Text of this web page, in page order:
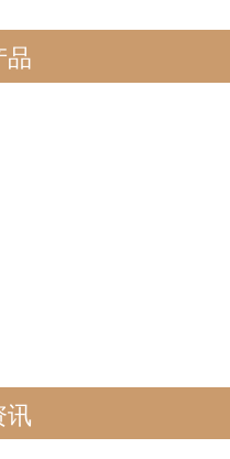
品
讯